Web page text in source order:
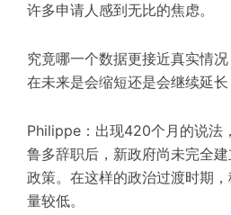
许多申请人感到无比的焦虑。
究竟哪一个数据更接近真实情
在未来是会缩短还是会继续延长
Philippe：出现420个月的说法
鲁多辞职后，新政府尚未完全
政策。在这样的政治过渡时期
量较低。